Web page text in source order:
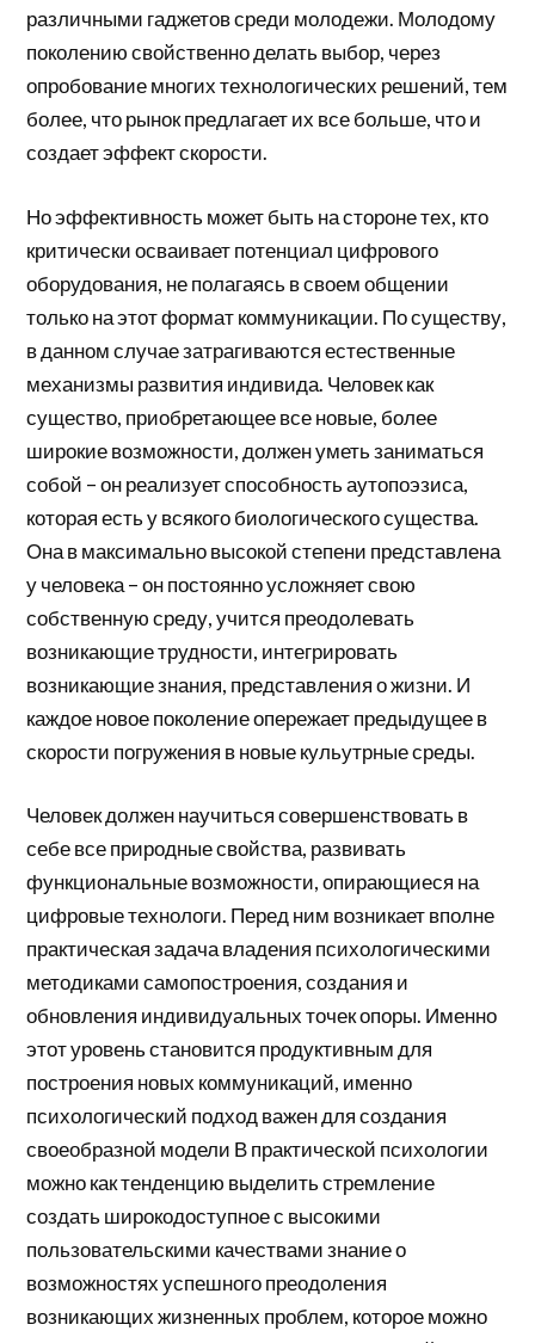
различными гаджетов среди молодежи. Молодому
поколению свойственно делать выбор, через
опробование многих технологических решений, тем
более, что рынок предлагает их все больше, что и
создает эффект скорости.
Но эффективность может быть на стороне тех, кто
критически осваивает потенциал цифрового
оборудования, не полагаясь в своем общении
только на этот формат коммуникации. По существу,
в данном случае затрагиваются естественные
механизмы развития индивида. Человек как
существо, приобретающее все новые, более
широкие возможности, должен уметь заниматься
собой – он реализует способность аутопоэзиса,
которая есть у всякого биологического существа.
Она в максимально высокой степени представлена
у человека – он постоянно усложняет свою
собственную среду, учится преодолевать
возникающие трудности, интегрировать
возникающие знания, представления о жизни. И
каждое новое поколение опережает предыдущее в
скорости погружения в новые кульутрные среды.
Человек должен научиться совершенствовать в
себе все природные свойства, развивать
функциональные возможности, опирающиеся на
цифровые технологи. Перед ним возникает вполне
практическая задача владения психологическими
методиками самопостроения, создания и
обновления индивидуальных точек опоры. Именно
этот уровень становится продуктивным для
построения новых коммуникаций, именно
психологический подход важен для создания
своеобразной модели В практической психологии
можно как тенденцию выделить стремление
создать широкодоступное с высокими
пользовательскими качествами знание о
возможностях успешного преодоления
возникающих жизненных проблем, которое можно